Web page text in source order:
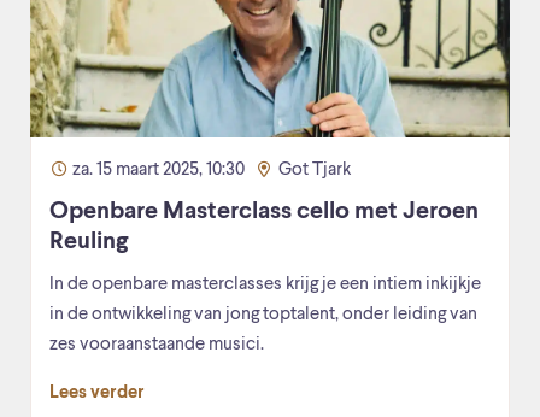
za. 15 maart 2025, 10:30 Got Tjark
Openbare Masterclass cello met Jeroen
Reuling
In de openbare masterclasses krijg je een intiem inkijkje
in de ontwikkeling van jong toptalent, onder leiding van
zes vooraanstaande musici.
Lees verder